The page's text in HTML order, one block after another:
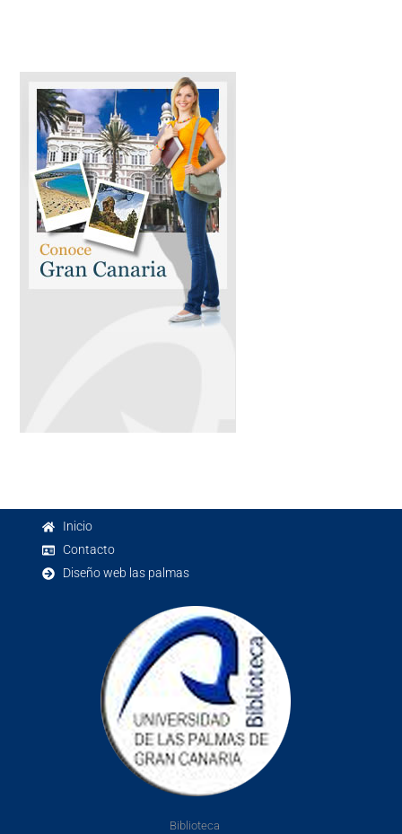
Inicio
Contacto
Diseño web las palmas
Biblioteca